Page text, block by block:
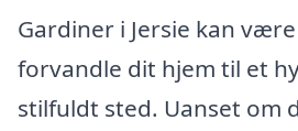
Gardiner i Jersie kan
forvandle dit hjem til et
stilfuldt sted. Uanset om